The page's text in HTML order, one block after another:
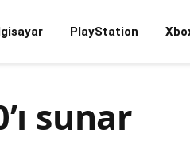
PlayStation
sunar